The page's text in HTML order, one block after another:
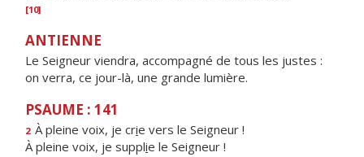
[10]
ANTIENNE
Le Seigneur viendra, accompagné de tous les justes :
on verra, ce jour-là, une grande lumière.
PSAUME : 141
2 À pleine voix, je crie vers le Seigneur !
À pleine voix, je supplie le Seigneur !